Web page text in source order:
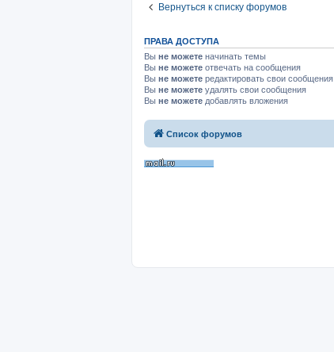
Вернуться к списку форумов
ПРАВА ДОСТУПА
Вы не можете начинать темы
Вы не можете отвечать на сообщения
Вы не можете редактировать свои сообщения
Вы не можете удалять свои сообщения
Вы не можете добавлять вложения
Список форумов